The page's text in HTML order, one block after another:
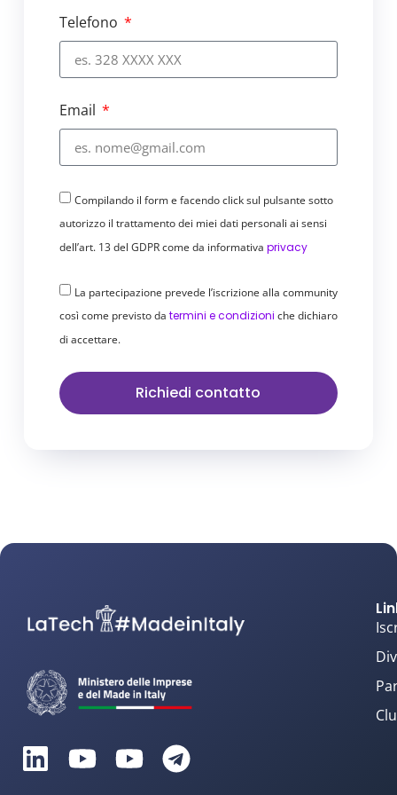
e reportistica avanzata.
utenti con qualsiasi problema o
domanda riguardante il servizio
In sintesi, TurboSMTP fornisce un servizio
ottimizzando la consegna dei messaggi e
garantendo un’esperienza senza
problemi per gli utenti.
Telefono
Email
Compilando il form e facendo click sul pulsante sotto
autorizzo il trattamento dei miei dati personali ai sensi
dell’art. 13 del GDPR come da informativa privacy
La partecipazione prevede l’iscrizione alla community
così come previsto da termini e condizioni che dichiaro
di accettare.
Richiedi contatto